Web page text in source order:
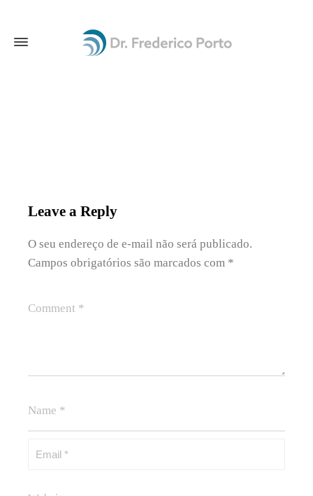
Leave a Reply
O seu endereço de e-mail não será publicado.
Campos obrigatórios são marcados com *